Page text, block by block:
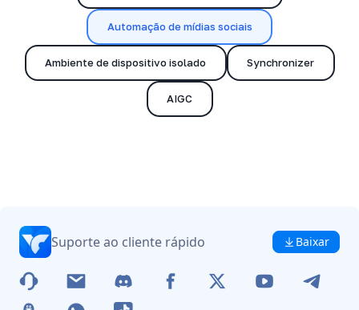
Automação de mídias sociais
Ambiente de dispositivo isolado Synchronizer
AIGC
Suporte ao cliente rápido Baixar